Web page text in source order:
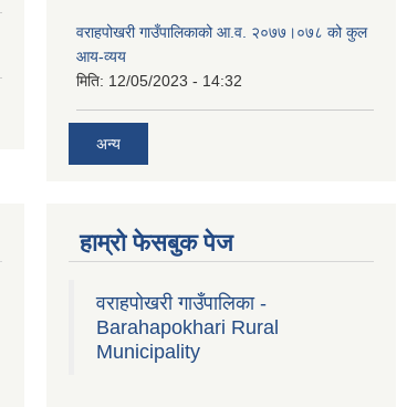
वराहपोखरी गाउँपालिकाको आ.व. २०७७।०७८ को कुल
आय-व्यय
मिति: 12/05/2023 - 14:32
अन्य
हाम्रो फेसबुक पेज
वराहपोखरी गाउँपालिका -
Barahapokhari Rural
Municipality